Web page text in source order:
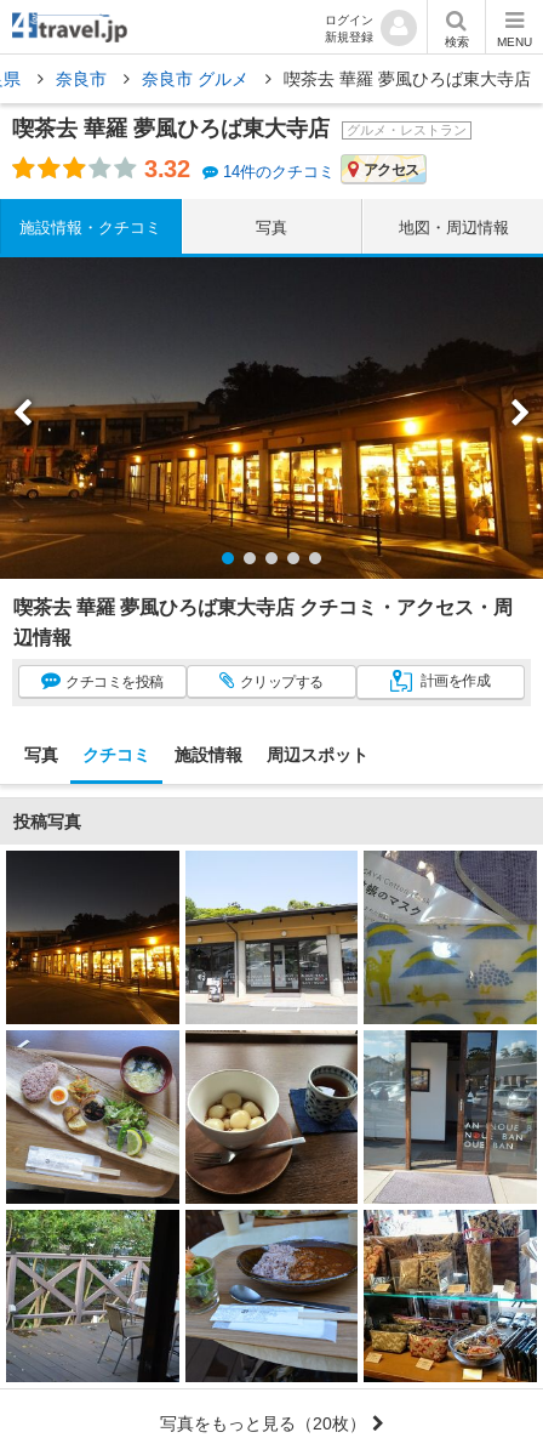
ログイン
新規登録
検索 MENU
奈良市 奈良市 グルメ 喫茶去 華羅 夢風ひろば東大寺店
喫茶去 華羅 夢風ひろば東大寺店 グルメ・レストラン
3.32 14件のクチコミ アクセス
施設情報・クチコミ 写真 地図・周辺情報
喫茶去 華羅 夢風ひろば東大寺店 クチコミ・アクセス・周
辺情報
クチコミ を投稿 クリップする 計画を作成
写真 クチコミ 施設情報 周辺スポット
投稿写真
写真をもっと見る （20枚）